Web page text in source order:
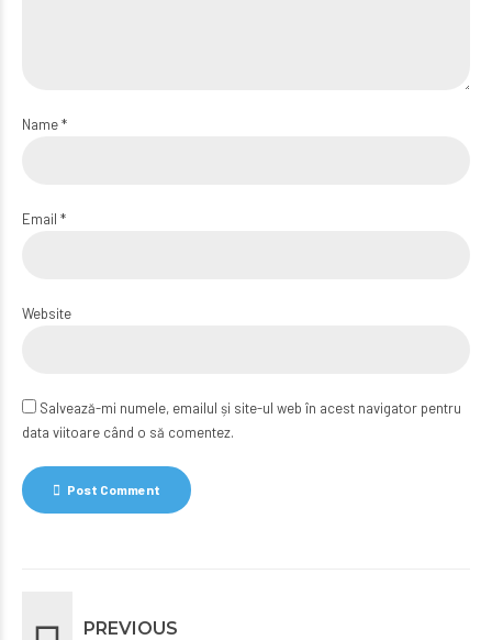
Name *
Email *
Website
Salvează-mi numele, emailul și site-ul web în acest navigator pentru
data viitoare când o să comentez.
Post Comment
PREVIOUS